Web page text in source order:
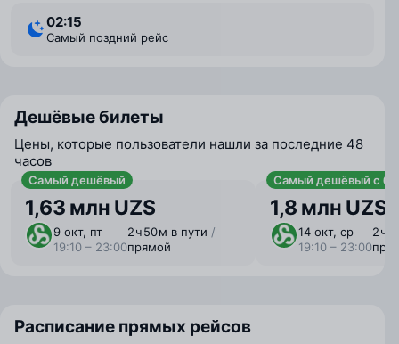
02:15
Самый поздний рейс
Дешёвые билеты
Цены, которые пользователи нашли за последние 48
часов
Самый дешёвый
1,63 млн UZS
9 окт, пт
19:10 – 23:00
2 ⁠ч 50 ⁠м в пути /
прямой
Самый дешёвый с
1,8 млн UZS
14 окт, ср
19:10 – 23:00
2 ⁠ч
Расписание прямых рейсов